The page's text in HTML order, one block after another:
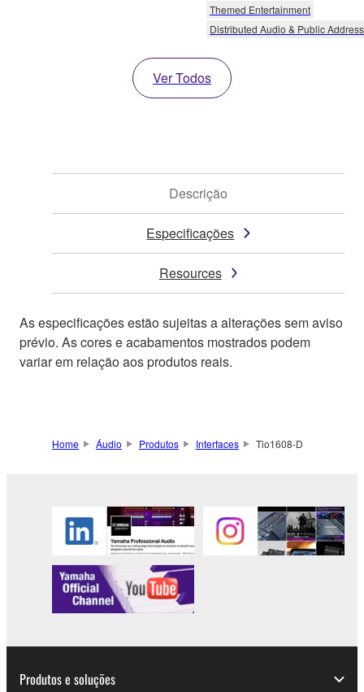
Themed Entertainment
Distributed Audio & Public Address
Ver Todos
Descrição
Especificações
Resources
As especificações estão sujeitas a alterações sem aviso
prévio. As cores e acabamentos mostrados podem
variar em relação aos produtos reais.
Home Áudio Produtos Interfaces Tio1608-D
Produtos e soluções